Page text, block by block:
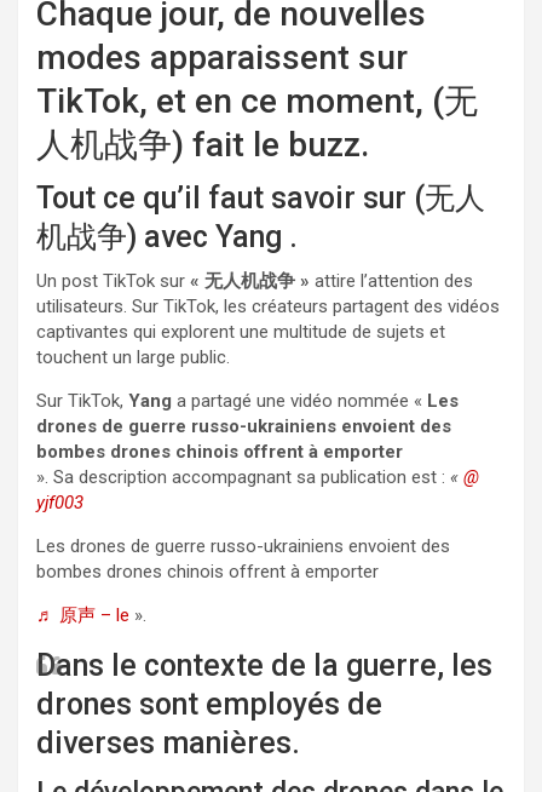
Chaque jour, de nouvelles
modes apparaissent sur
TikTok, et en ce moment, (无
人机战争) fait le buzz.
Tout ce qu’il faut savoir sur (无人
机战争) avec Yang .
Un post TikTok sur « 无人机战争 » attire l’attention des
utilisateurs. Sur TikTok, les créateurs partagent des vidéos
captivantes qui explorent une multitude de sujets et
touchent un large public.
Sur TikTok, Yang a partagé une vidéo nommée « Les
drones de guerre russo-ukrainiens envoient des
bombes drones chinois offrent à emporter
». Sa description accompagnant sa publication est : « @
yjf003
Les drones de guerre russo-ukrainiens envoient des
bombes drones chinois offrent à emporter
♬ 原声 – le ».
Dans le contexte de la guerre, les
drones sont employés de
diverses manières.